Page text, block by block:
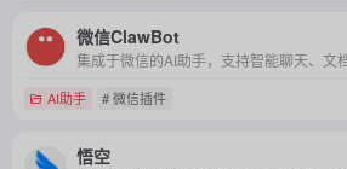
微信ClawBot
AI助手 # 微信插件
悟空